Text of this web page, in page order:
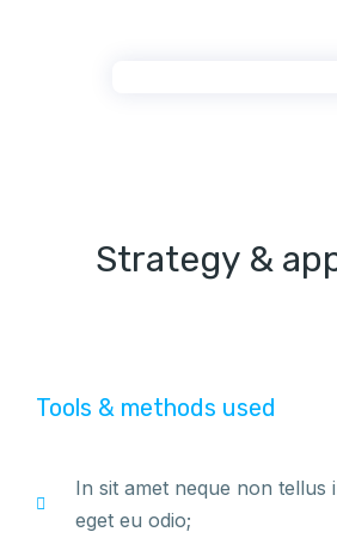
Strategy &
Tools & methods used
In sit amet neque non tellus
eget eu odio;